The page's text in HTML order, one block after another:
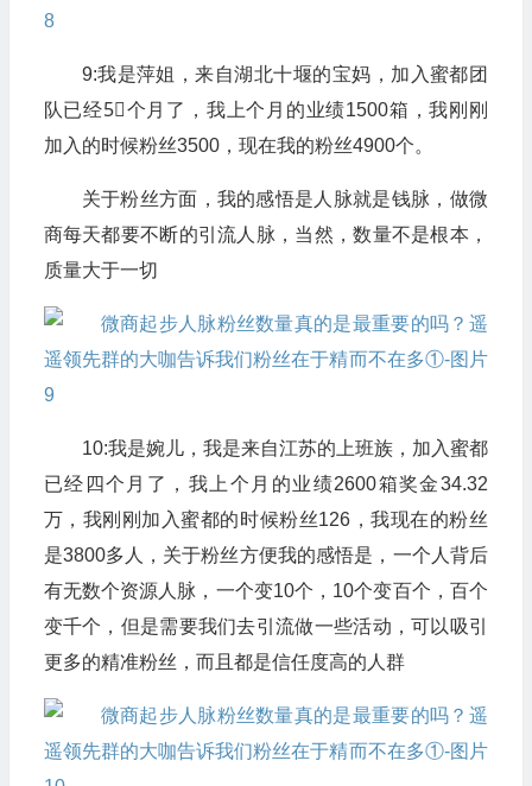
9:我是萍姐，来自湖北十堰的宝妈，加入蜜都团
队已经5⃣️个月了，我上个月的业绩1500箱，我刚刚
加入的时候粉丝3500，现在我的粉丝4900个。
关于粉丝方面，我的感悟是人脉就是钱脉，做微
商每天都要不断的引流人脉，当然，数量不是根本，
质量大于一切
10:我是婉儿，我是来自江苏的上班族，加入蜜都
已经四个月了，我上个月的业绩2600箱奖金34.32
万，我刚刚加入蜜都的时候粉丝126，我现在的粉丝
是3800多人，关于粉丝方便我的感悟是，一个人背后
有无数个资源人脉，一个变10个，10个变百个，百个
变千个，但是需要我们去引流做一些活动，可以吸引
更多的精准粉丝，而且都是信任度高的人群